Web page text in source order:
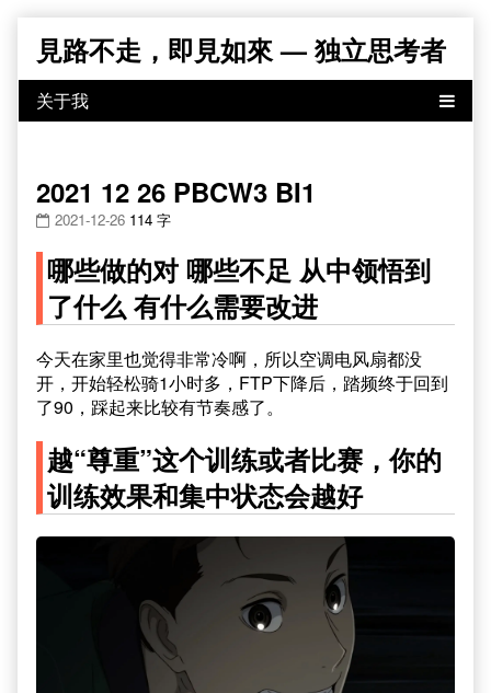
content
見路不走，即見如來 — 独立思考者
2021 12 26 PBCW3 BI1
2021-12-26 114 字
哪些做的对 哪些不足 从中领悟到
了什么 有什么需要改进
今天在家里也觉得非常冷啊，所以空调电风扇都没
开，开始轻松骑1小时多，FTP下降后，踏频终于回到
了90，踩起来比较有节奏感了。
越“尊重”这个训练或者比赛，你的
训练效果和集中状态会越好